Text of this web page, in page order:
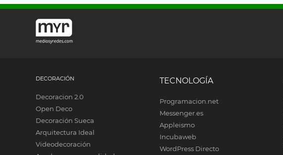
DECORACIÓN
Decoracion 2.0
Open Deco
Decoración Sueca
Arquitectura Ideal
Videodecoración
TECNOLOGÍA
Programacion.net
Messenger.es
Appleismo
Incubaweb
WordPress Directo